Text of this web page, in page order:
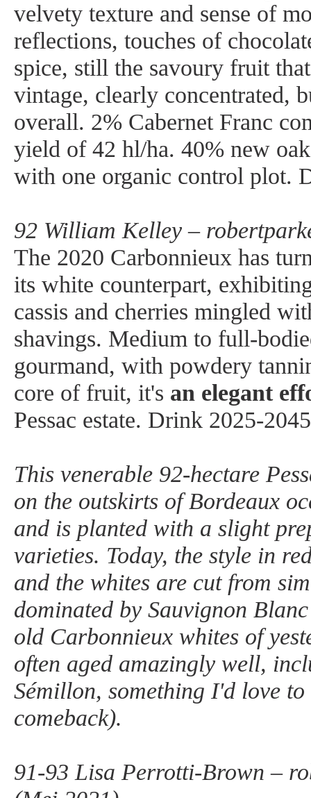
velvety texture and sense of
reflections, touches of
spice, still the savoury fruit
vintage, clearly concentrated,
overall. 2% Cabernet Franc
yield of 42 hl/ha. 40% new
with one organic control plot.
92 William Kelley –
The 2020 Carbonnieux has
its white counterpart,
cassis and cherries mingled
shavings. Medium to full-
gourmand, with powdery
core of fruit, it's an elegant
Pessac estate. Drink 2025-
This venerable 92-hectare
on the outskirts of Bordeaux
and is planted with a slight
varieties. Today, the style in
and the whites are cut from
dominated by Sauvignon
old Carbonnieux whites of
often aged amazingly well,
Sémillon, something I'd love to
comeback).
91-93 Lisa Perrotti-Brown –